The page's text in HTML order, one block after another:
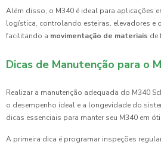
Além disso, o M340 é ideal para aplicações
logística, controlando esteiras, elevadores e
facilitando a movimentação de materiais de
Dicas de Manutenção para o
Realizar a manutenção adequada do M340
o desempenho ideal e a longevidade do
dicas essenciais para manter seu M340 em
A primeira dica é programar inspeções